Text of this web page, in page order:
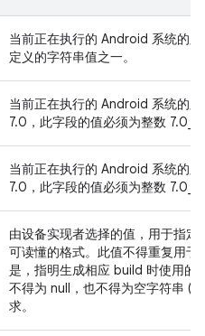
当前正在执行的 Android 系统的
定义的字符串值之一。
当前正在执行的 Android 系统的
7.0，此字段的值必须为整数
当前正在执行的 Android 系统的
7.0，此字段的值必须为整数
由设备实现者选择的值，用于指
可读懂的格式。此值不得重复用
是，指明生成相应 build 时使用的
不得为 null，也不得为空字符串
求。